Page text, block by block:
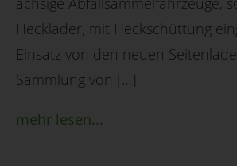
Hecklader, mit Heckschüttung
Einsatz von den neuen
Sammlung von […]
mehr lesen...